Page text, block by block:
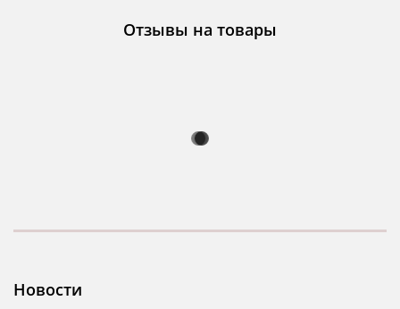
Отзывы на товары
Новости